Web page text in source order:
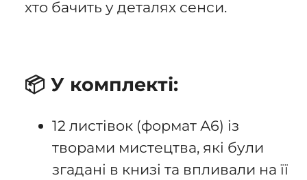
хто бачить у деталях сенси.
📦 У комплекті:
12 листівок (формат А6) із
творами мистецтва, які були
згадані в книзі та впливали на її